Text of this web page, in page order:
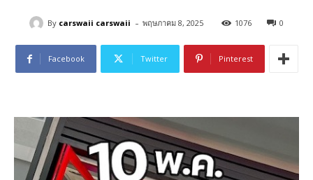
By carswaii carswaii - พฤษภาคม 8, 2025 1076 0
Facebook Twitter Pinterest